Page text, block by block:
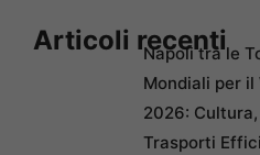
Articoli recenti
Napoli tra le
Mondiali per
2026:
Trasporti